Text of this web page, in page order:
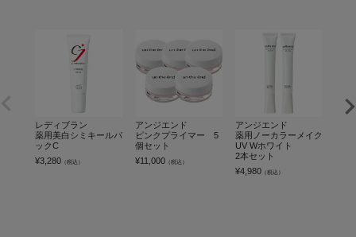
レディブラン
薬用美白シミキールパ
ックC
¥3,280 （税込）
アンジエンド
ピンクプライマー 5
個セット
¥11,000 （税込）
アンジエンド
薬用ノーカラーメイク
UV Wホワイト
2本セット
¥4,980 （税込）